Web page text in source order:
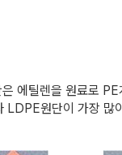
에틸렌을 원료로
LDPE원단이 가장 많